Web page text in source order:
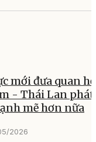
mới đưa quan hệ
- Thái Lan phát
mẽ hơn nữa
2026